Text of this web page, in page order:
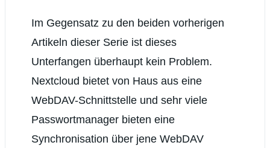
Im Gegensatz zu den beiden vorherigen
Artikeln dieser Serie ist dieses
Unterfangen überhaupt kein Problem.
Nextcloud bietet von Haus aus eine
WebDAV-Schnittstelle und sehr viele
Passwortmanager bieten eine
Synchronisation über jene WebDAV